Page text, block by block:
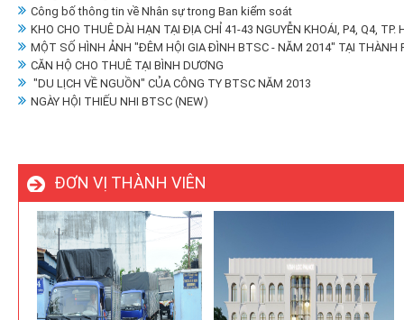
Công bố thông tin về Nhân sự trong Ban kiểm soát
KHO CHO THUÊ DÀI HẠN TẠI ĐỊA CHỈ 41-43 NGUYỄN KHOÁI, P4, Q4, TP.
MỘT SỐ HÌNH ẢNH "ĐÊM HỘI GIA ĐÌNH BTSC - NĂM 2014" TẠI THÀNH
CĂN HỘ CHO THUÊ TẠI BÌNH DƯƠNG
"DU LỊCH VỀ NGUỒN" CỦA CÔNG TY BTSC NĂM 2013
NGÀY HỘI THIẾU NHI BTSC (NEW)
ĐƠN VỊ THÀNH VIÊN